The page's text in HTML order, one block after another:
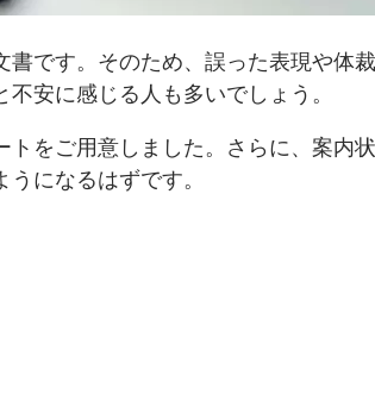
です。そのため、誤った表現や体
安に感じる人も多いでしょう。
をご用意しました。さらに、案内
になるはずです。